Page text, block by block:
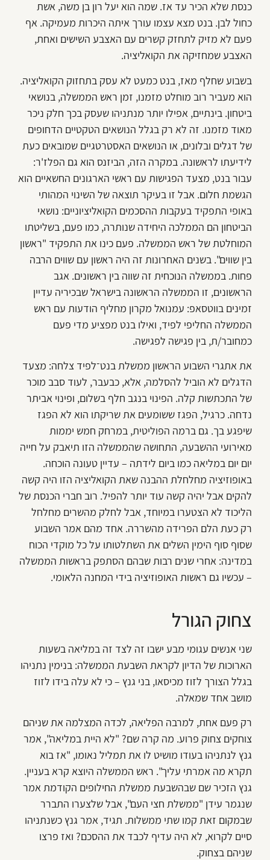
כנסת שלא הכיר עד אז. שמה הוא יעל רון בן משה, אשת
כחול לבן. בנט מצא עצמו עורך איתה היכרות מעמיקה. אף
פעם לא מזיק לתחזק קשרים עם האצבע השישים ואחת,
האצבע שמחזיקה את הקואליציה.
בשבוע שחלף מאז, בנט כמעט לא עסק בתחזוק הקואליציה.
הוא מעביר רוב מוחלט מזמנו, זמן ראש הממשלה, בנושאי
ביטחון. בינתיים, אפילו יותר מנתניהו שעסק בכך חלק ניכר
מאוד מזמנו. זה לא רק בגלל הנושאים הטקטיים הדחופים
של דגלים ובלונים, או הנושאים האסטרטגיים שמובאים כעת
לידיעתו לראשונה. במקרה הזה, הביזנס הוא גם הפלז'ר:
עבור בנט, מצעד הפגישות עם ראשי הארגונים החשאיים הוא
הגשמת חלום. אבל זו בעיקר תוצאה של השינוי המהותי
באופי התפקיד בעקבות ההסכמים הקואליציוניים: נושאי
הביטחון הם הממלכה היחידה שנותרה, כמו פעם, בשליטתו
המוחלטת של ראש הממשלה. פעם כינו את התפקיד "ראשון
בין שווים". בשנים האחרונות זה היה ראשון עם שווים הרבה
פחות. בממשלה הנוכחית זה שווה בין ראשונים. אגב
הראשונים, זו הממשלה הראשונה בישראל שבכיריה עדיין
זמינים בווטסאפ: עמנואל מקרון מחליף הודעות עם ראש
הממשלה החליפי לפיד, ואילו בנט מפציע מדי פעם
כמחובר/ת, בין פגישה לפגישה.
את אתגרי השבוע הראשון ממשלת בנט־לפיד צלחה: מצעד
הדגלים לא הוביל להסלמה, אלא, כבעבר, לעוד סבב מוכר
של התכתשות קלה. הפינוי בנגב חלף בשלום, ופינוי אביתר
נדחה. כרגיל, הפגז ששומעים את שריקתו הוא לא הפגז
שיפגע בך. גם ברמה הפוליטית, במרחק חמש יממות
מאירועי ההשבעה, התחושה שהממשלה הזו תיאבק על חייה
יום יום במליאה כמו ביום לידתה – עדיין טעונה הוכחה.
באופוזיציה מחלחלת ההבנה שאת הקואליציה הזו היה קשה
להקים אבל יהיה קשה עוד יותר להפיל. רוב חברי הכנסת של
הליכוד לא הצטערו במיוחד, אבל לחלק מהשרים מחלחל
רק כעת הלם הפרידה מהשררה. אחד מהם אמר השבוע
שסוף סוף הימין השלים את השתלטותו על כל מוקדי הכוח
במדינה: אחרי שנים רבות שבהם הסתפק בראשות הממשלה
– עכשיו גם ראשות האופוזיציה בידי המחנה הלאומי.
צחוק הגורל
שני אנשים עגומי מבע ישבו זה לצד זה במליאה בשעות
הארוכות של הדיון לקראת השבעת הממשלה: בנימין נתניהו
בגלל הצורך לזוז מכיסאו, בני גנץ – כי לא עלה בידו לזוז
מושב אחד שמאלה.
רק פעם אחת, למרבה הפליאה, לכדה המצלמה את שניהם
צוחקים צחוק פרוע. מה קרה שם? "לא היית במליאה", אמר
גנץ לנתניהו בעודו מושיט לו את תמליל נאומו, "אז בוא
תקרא מה אמרתי עליך". ראש הממשלה היוצא קרא בעניין.
גנץ הזכיר שם שבהשבעת ממשלת החילופים הקודמת אמר
שנגמר עידן "ממשלת חצי העם", אבל שלצערו התברר
שבמקום זאת קמו שתי ממשלות. תגיד, אמר גנץ כשנתניהו
סיים לקרוא, לא היה עדיף לכבד את ההסכם? ואז פרצו
שניהם בצחוק.